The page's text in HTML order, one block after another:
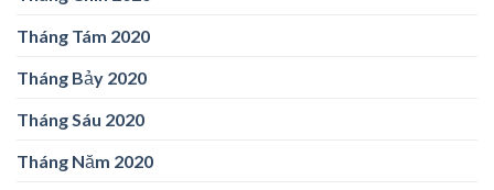
Tháng Tám 2020
Tháng Bảy 2020
Tháng Sáu 2020
Tháng Năm 2020